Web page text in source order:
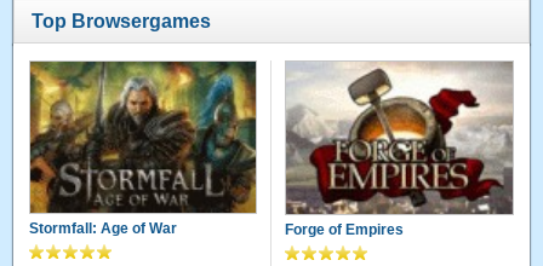
Top Browsergames
Stormfall: Age of War Forge of Empires